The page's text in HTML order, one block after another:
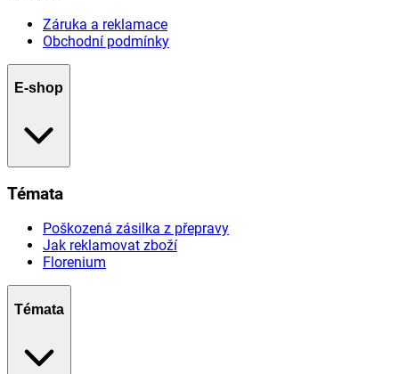
Záruka a reklamace
Obchodní podmínky
E-shop
Témata
Poškozená zásilka z přepravy
Jak reklamovat zboží
Florenium
Témata